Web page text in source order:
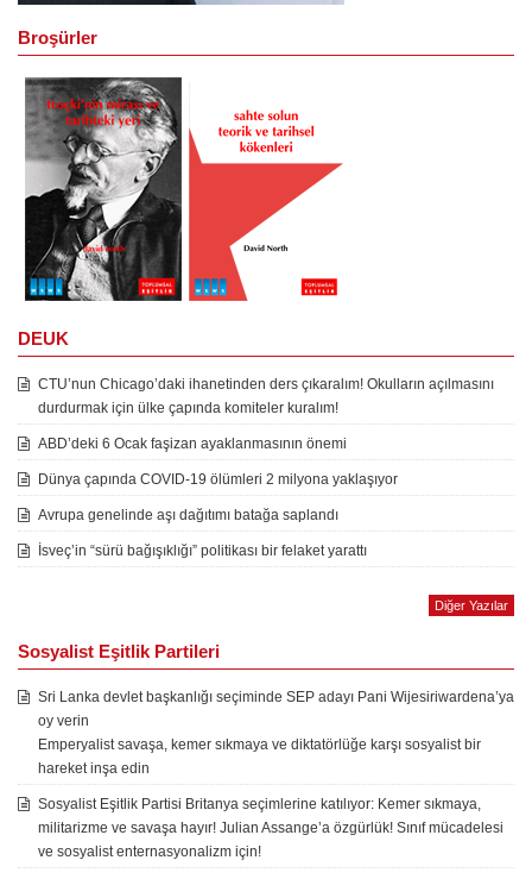
Broşürler
DEUK
CTU’nun Chicago’daki ihanetinden ders çıkaralım! Okulların açılmasını
durdurmak için ülke çapında komiteler kuralım!
ABD’deki 6 Ocak faşizan ayaklanmasının önemi
Dünya çapında COVID-19 ölümleri 2 milyona yaklaşıyor
Avrupa genelinde aşı dağıtımı batağa saplandı
İsveç’in “sürü bağışıklığı” politikası bir felaket yarattı
Diğer Yazılar
Sosyalist Eşitlik Partileri
Sri Lanka devlet başkanlığı seçiminde SEP adayı Pani Wijesiriwardena’ya
oy verin
Emperyalist savaşa, kemer sıkmaya ve diktatörlüğe karşı sosyalist bir
hareket inşa edin
Sosyalist Eşitlik Partisi Britanya seçimlerine katılıyor: Kemer sıkmaya,
militarizme ve savaşa hayır! Julian Assange’a özgürlük! Sınıf mücadelesi
ve sosyalist enternasyonalizm için!